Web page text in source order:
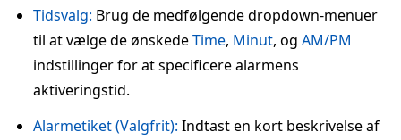
Tidsvalg: Brug de medfølgende dropdown-menuer
til at vælge de ønskedeTime, Minut, og AM/PM
indstillinger for at specificere alarmens
aktiveringstid.
Alarmetiket (Valgfrit): Indtast en kort beskrivelse af